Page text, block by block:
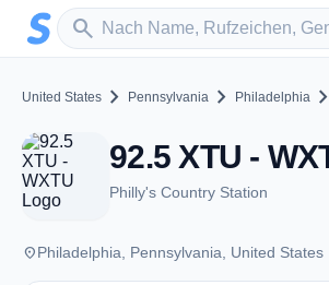
Zum Hauptinhalt springen
search
Sender suchen
United States chevron_right Pennsylvania chevron_right Philadelphia chevron_right
Philly's Country Station
placePhiladelphia, Pennsylvania, United States